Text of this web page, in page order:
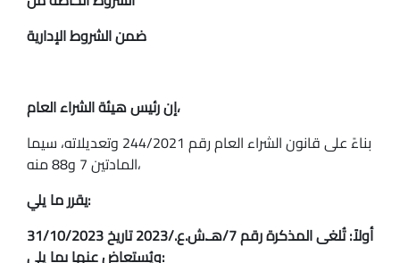
ضمن الشروط الإدارية
إن رئيس هيئة الشراء العام،
بناءً على قانون الشراء العام رقم 244/2021 وتعديلاته، سيما
المادتين 7 و88 منه،
يقرر ما يلي:
أولاً: تُلغى المذكرة رقم 7/هـ.ش.ع./2023 تاريخ 31/10/2023
ويُستعاض عنها بما يلي: